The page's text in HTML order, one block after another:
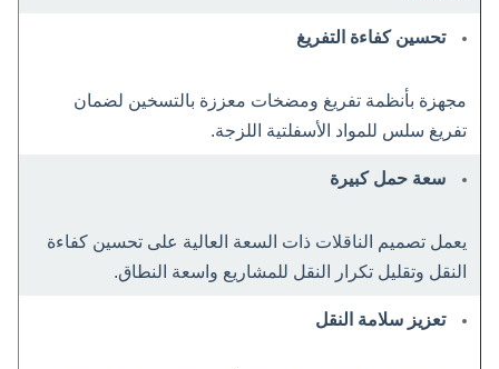
تحسين كفاءة التفريغ
مجهزة بأنظمة تفريغ ومضخات معززة بالتسخين لضمان
تفريغ سلس للمواد الأسفلتية اللزجة.
سعة حمل كبيرة
يعمل تصميم الناقلات ذات السعة العالية على تحسين كفاءة
النقل وتقليل تكرار النقل للمشاريع واسعة النطاق.
تعزيز سلامة النقل